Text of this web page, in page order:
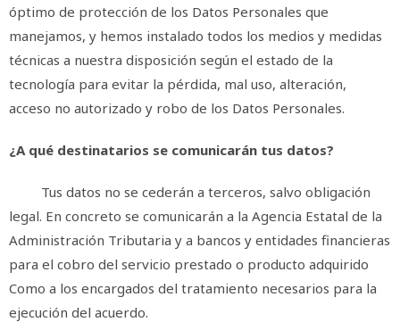
óptimo de protección de los Datos Personales que
manejamos, y hemos instalado todos los medios y medidas
técnicas a nuestra disposición según el estado de la
tecnología para evitar la pérdida, mal uso, alteración,
acceso no autorizado y robo de los Datos Personales.
¿A qué destinatarios se comunicarán tus datos?
Tus datos no se cederán a terceros, salvo obligación
legal. En concreto se comunicarán a la Agencia Estatal de la
Administración Tributaria y a bancos y entidades financieras
para el cobro del servicio prestado o producto adquirido
Como a los encargados del tratamiento necesarios para la
ejecución del acuerdo.